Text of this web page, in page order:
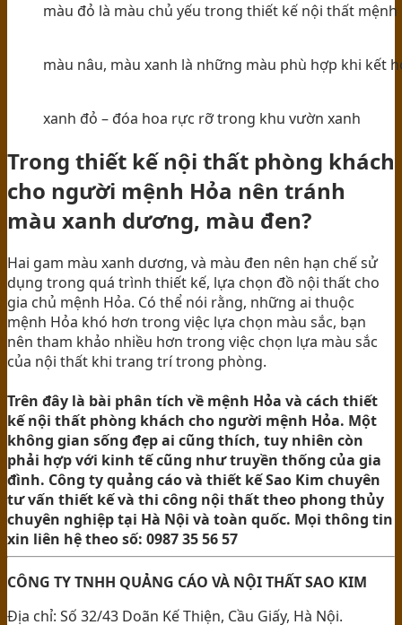
màu đỏ là màu chủ yếu trong thiết kế nội thất mệnh
màu nâu, màu xanh là những màu phù hợp khi kết
xanh đỏ – đóa hoa rực rỡ trong khu vườn xanh
Trong thiết kế nội thất phòng khách
cho người mệnh Hỏa nên tránh
màu xanh dương, màu đen?
Hai gam màu xanh dương, và màu đen nên hạn chế sử
dụng trong quá trình thiết kế, lựa chọn đồ nội thất cho
gia chủ mệnh Hỏa. Có thể nói rằng, những ai thuộc
mệnh Hỏa khó hơn trong việc lựa chọn màu sắc, bạn
nên tham khảo nhiều hơn trong việc chọn lựa màu sắc
của nội thất khi trang trí trong phòng.
Trên đây là bài phân tích về mệnh Hỏa và cách thiết
kế nội thất phòng khách cho người mệnh Hỏa. Một
không gian sống đẹp ai cũng thích, tuy nhiên còn
phải hợp với kinh tế cũng như truyền thống của gia
đình. Công ty quảng cáo và thiết kế Sao Kim chuyên
tư vấn thiết kế và thi công nội thất theo phong thủy
chuyên nghiệp tại Hà Nội và toàn quốc. Mọi thông tin
xin liên hệ theo số: 0987 35 56 57
CÔNG TY TNHH QUẢNG CÁO VÀ NỘI THẤT SAO KIM
Địa chỉ: Số 32/43 Doãn Kế Thiện, Cầu Giấy, Hà Nội.